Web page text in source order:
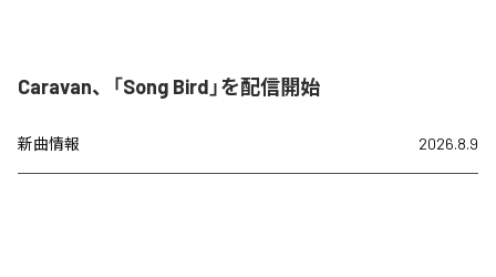
Caravan、「Song Bird」を配信開始
新曲情報 2026.8.9